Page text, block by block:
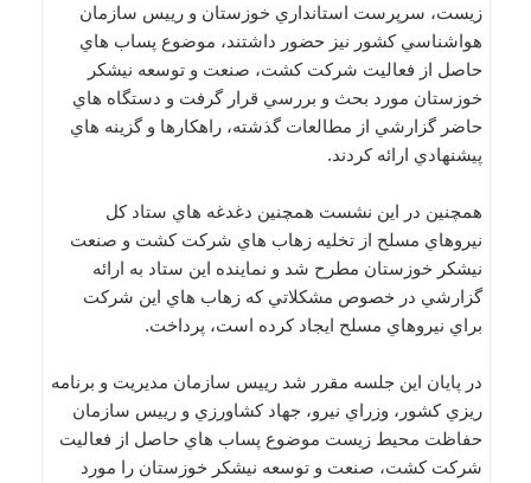
زيست، سرپرست استانداري خوزستان و رييس سازمان
هواشناسي كشور نيز حضور داشتند، موضوع پساب هاي
حاصل از فعاليت شركت كشت، صنعت و توسعه نيشكر
خوزستان مورد بحث و بررسي قرار گرفت و دستگاه هاي
حاضر گزارشي از مطالعات گذشته، راهكارها و گزينه هاي
پيشنهادي ارائه كردند.
همچنین در اين نشست همچنين دغدغه هاي ستاد كل
نيروهاي مسلح از تخليه زهاب هاي شركت كشت و صنعت
نيشكر خوزستان مطرح شد و نماينده اين ستاد به ارائه
گزارشي در خصوص مشكلاتي كه زهاب هاي اين شركت
براي نيروهاي مسلح ايجاد كرده است، پرداخت.
در پايان اين جلسه مقرر شد رييس سازمان مديريت و برنامه
ريزي كشور، وزراي نيرو، جهاد كشاورزي و رييس سازمان
حفاظت محيط زيست موضوع پساب هاي حاصل از فعاليت
شركت كشت، صنعت و توسعه نيشكر خوزستان را مورد